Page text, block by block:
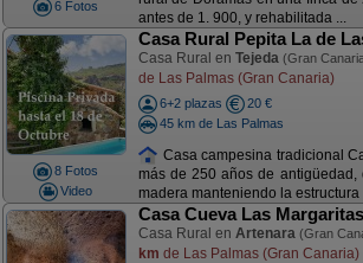
6 Fotos
antes de 1. 900, y rehabilitada ...
8 Fotos
Video
Casa Rural Pepita La de
Casa Rural en Tejeda (Gran
de Las Palmas (Gran Canaria)
6+2 plazas
20 €
45 km de Las Palmas
Casa campesina tradicional
más de 250 años de
madera manteniendo la estructura
Casa Cueva Las Margaritas
Casa Rural en Artenara (Gran
km de Las Palmas (Gran Canaria)